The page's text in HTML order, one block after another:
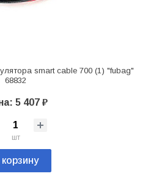
smart cable 700 (1) "fubag"
68832
5 407 ₽
шт
корзину